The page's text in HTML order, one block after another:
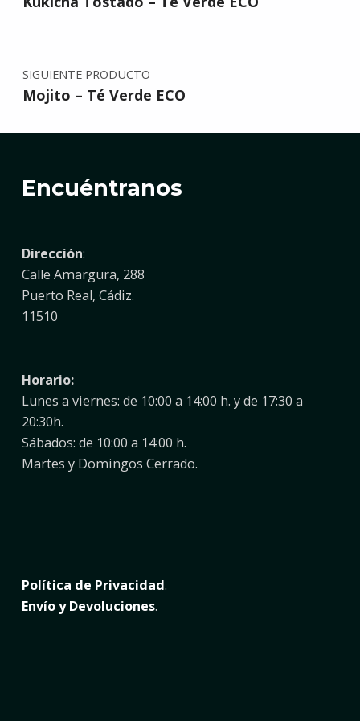
SIGUIENTE PRODUCTO
Mojito – Té Verde ECO
Encuéntranos
Dirección:
Calle Amargura, 288
Puerto Real, Cádiz.
11510
Horario:
Lunes a viernes: de 10:00 a 14:00 h. y de 17:30 a
20:30h.
Sábados: de 10:00 a 14:00 h.
Martes y Domingos Cerrado.
Política de Privacidad.
Envío y Devoluciones.